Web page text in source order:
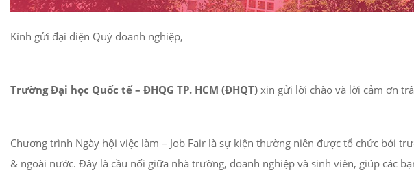
Kính gửi đại diện Quý doanh nghiệp,
Trường Đại học Quốc tế – ĐHQG TP. HCM (ĐHQT) xin gửi lời chào và lời cảm ơn
Chương trình Ngày hội việc làm – Job Fair là sự kiện thường niên được tổ chức bởi
& ngoài nước. Đây là cầu nối giữa nhà trường, doanh nghiệp và sinh viên, giúp các